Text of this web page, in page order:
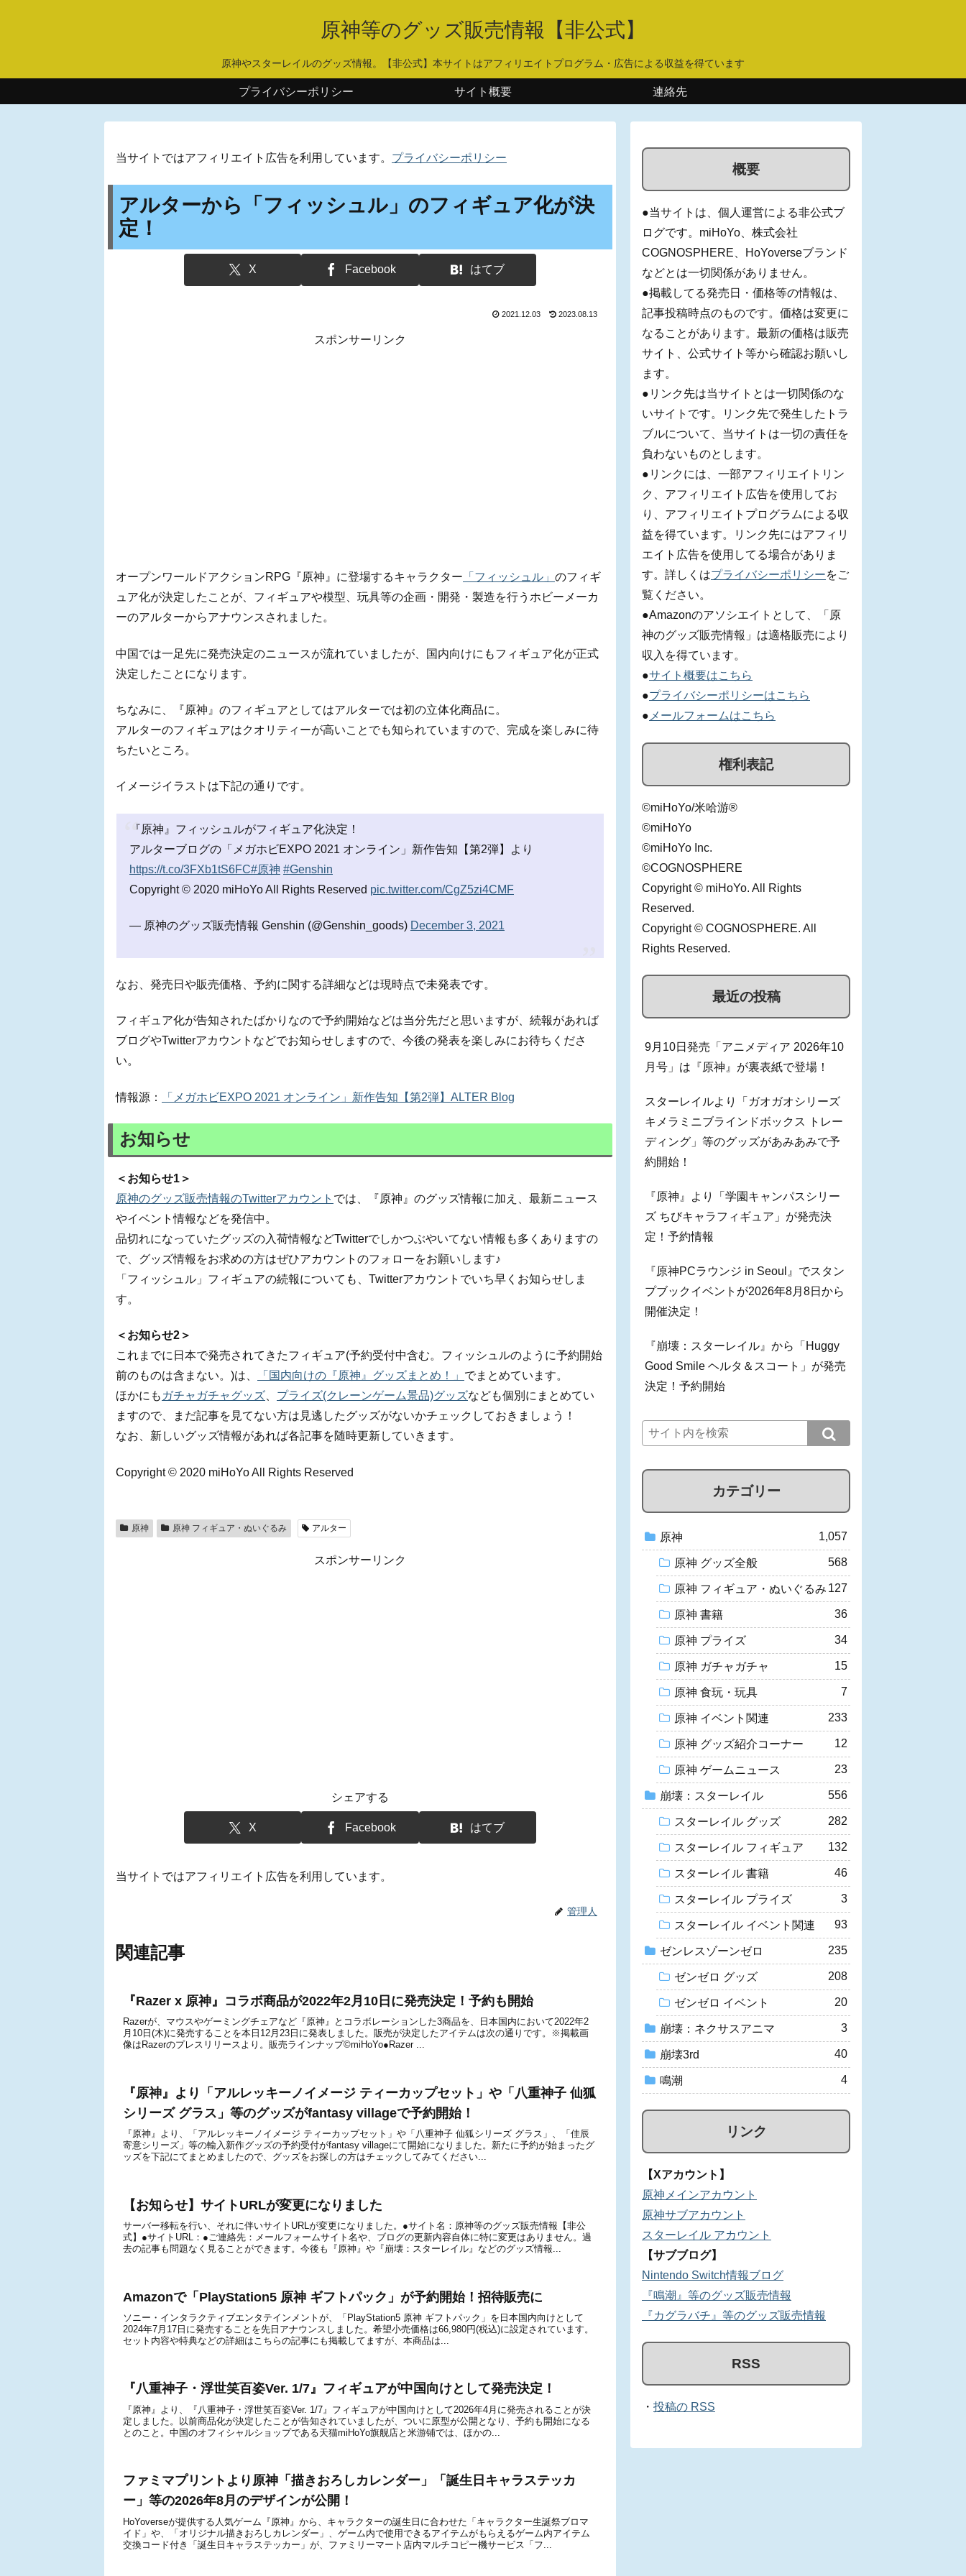
原神等のグッズ販売情報【非公式】
原神やスターレイルのグッズ情報。【非公式】本サイトはアフィリエイトプログラム・広告による収益を得ています
プライバシーポリシー サイト概要 連絡先
当サイトではアフィリエイト広告を利用しています。 プライバシーポリシー
アルターから「フィッシュル」のフィギュア化が決
定！
X Facebook はてブ
2021.12.03 2023.08.13
スポンサーリンク
オープンワールドアクションRPG『原神』に登場するキャラクター 「フィッシュル」 のフィギ
ュア化が決定したことが、フィギュアや模型、玩具等の企画・開発・製造を行うホビーメーカ
ーのアルターからアナウンスされました。
中国では一足先に発売決定のニュースが流れていましたが、国内向けにもフィギュア化が正式
決定したことになります。
ちなみに、『原神』のフィギュアとしてはアルターでは初の立体化商品に。
アルターのフィギュアはクオリティーが高いことでも知られていますので、完成を楽しみに待
ちたいところ。
イメージイラストは下記の通りです。
『原神』フィッシュルがフィギュア化決定！
アルターブログの「メガホビEXPO 2021 オンライン」新作告知【第2弾】より
https://t.co/3FXb1tS6FC#原神 #Genshin
Copyright © 2020 miHoYo All Rights Reserved pic.twitter.com/CgZ5zi4CMF
— 原神のグッズ販売情報 Genshin (@Genshin_goods) December 3, 2021
なお、発売日や販売価格、予約に関する詳細などは現時点で未発表です。
フィギュア化が告知されたばかりなので予約開始などは当分先だと思いますが、続報があれば
ブログやTwitterアカウントなどでお知らせしますので、今後の発表を楽しみにお待ちくださ
い。
情報源： 「メガホビEXPO 2021 オンライン」新作告知【第2弾】ALTER Blog
お知らせ
＜お知らせ1＞
原神のグッズ販売情報のTwitterアカウント では、『原神』のグッズ情報に加え、最新ニュース
やイベント情報などを発信中。
品切れになっていたグッズの入荷情報などTwitterでしかつぶやいてない情報も多くありますの
で、グッズ情報をお求めの方はぜひアカウントのフォローをお願いします♪
「フィッシュル」フィギュアの続報についても、Twitterアカウントでいち早くお知らせしま
す。
＜お知らせ2＞
これまでに日本で発売されてきたフィギュア(予約受付中含む。フィッシュルのように予約開始
前のものは含まない。)は、
「国内向けの『原神』グッズまとめ！」 でまとめています。
ほかにも ガチャガチャグッズ、 プライズ(クレーンゲーム景品)グッズなども個別にまとめてい
ますので、まだ記事を見てない方は見逃したグッズがないかチェックしておきましょう！
なお、新しいグッズ情報があれば各記事を随時更新していきます。
Copyright © 2020 miHoYo All Rights Reserved
原神 原神 フィギュア・ぬいぐるみ アルター
スポンサーリンク
シェアする
X Facebook はてブ
当サイトではアフィリエイト広告を利用しています。
管理人
関連記事
『Razer x 原神』コラボ商品が2022年2月10日に発売決定！予約も開始
Razerが、マウスやゲーミングチェアなど『原神』とコラボレーションした3商品を、日本国内において2022年2
月10日(木)に発売することを本日12月23日に発表しました。販売が決定したアイテムは次の通りです。※掲載画
像はRazerのプレスリリースより。販売ラインナップ©miHoYo●Razer ...
『原神』より「アルレッキーノイメージ ティーカップセット」や「八重神子 仙狐
シリーズ グラス」等のグッズがfantasy villageで予約開始！
『原神』より、「アルレッキーノイメージ ティーカップセット」や「八重神子 仙狐シリーズ グラス」、「佳辰
寄意シリーズ」等の輸入新作グッズの予約受付がfantasy villageにて開始になりました。新たに予約が始まったグ
ッズを下記にてまとめましたので、グッズをお探しの方はチェックしてみてください...
【お知らせ】サイトURLが変更になりました
サーバー移転を行い、それに伴いサイトURLが変更になりました。●サイト名：原神等のグッズ販売情報【非公
式】●サイトURL：●ご連絡先：メールフォームサイト名や、ブログの更新内容自体に特に変更はありません。過
去の記事も問題なく見ることができます。今後も『原神』や『崩壊：スターレイル』などのグッズ情報...
Amazonで「PlayStation5 原神 ギフトパック」が予約開始！招待販売に
ソニー・インタラクティブエンタテインメントが、「PlayStation5 原神 ギフトパック」を日本国内向けとして
2024年7月17日に発売することを先日アナウンスしました。希望小売価格は66,980円(税込)に設定されています。
セット内容や特典などの詳細はこちらの記事にも掲載してますが、本商品は...
『八重神子・浮世笑百姿Ver. 1/7』フィギュアが中国向けとして発売決定！
『原神』より、『八重神子・浮世笑百姿Ver. 1/7』フィギュアが中国向けとして2026年4月に発売されることが決
定しました。以前商品化が決定したことが告知されていましたが、ついに原型が公開となり、予約も開始になる
とのこと。中国のオフィシャルショップである天猫miHoYo旗舰店と米游铺では、ほかの...
ファミマプリントより原神「描きおろしカレンダー」「誕生日キャラステッカ
ー」等の2026年8月のデザインが公開！
HoYoverseが提供する人気ゲーム『原神』から、キャラクターの誕生日に合わせた「キャラクター生誕祭ブロマ
イド」や、「オリジナル描きおろしカレンダー」、ゲーム内で使用できるアイテムがもらえるゲーム内アイテム
交換コード付き「誕生日キャラステッカー」が、ファミリーマート店内マルチコピー機サービス「フ...
概要
●当サイトは、個人運営による非公式ブ
ログです。miHoYo、株式会社
COGNOSPHERE、HoYoverseブランド
などとは一切関係がありません。
●掲載してる発売日・価格等の情報は、
記事投稿時点のものです。価格は変更に
なることがあります。最新の価格は販売
サイト、公式サイト等から確認お願いし
ます。
●リンク先は当サイトとは一切関係のな
いサイトです。リンク先で発生したトラ
ブルについて、当サイトは一切の責任を
負わないものとします。
●リンクには、一部アフィリエイトリン
ク、アフィリエイト広告を使用してお
り、アフィリエイトプログラムによる収
益を得ています。リンク先にはアフィリ
エイト広告を使用してる場合がありま
す。詳しくはプライバシーポリシーをご
覧ください。
●Amazonのアソシエイトとして、「原
神のグッズ販売情報」は適格販売により
収入を得ています。
●サイト概要はこちら
●プライバシーポリシーはこちら
● メールフォームはこちら
権利表記
©miHoYo/米哈游®
©miHoYo
©miHoYo Inc.
©COGNOSPHERE
Copyright © miHoYo. All Rights
Reserved.
Copyright © COGNOSPHERE. All
Rights Reserved.
最近の投稿
9月10日発売「アニメディア 2026年10
月号」は『原神』が裏表紙で登場！
スターレイルより「ガオガオシリーズ
キメラミニブラインドボックス トレー
ディング」等のグッズがあみあみで予
約開始！
『原神』より「学園キャンパスシリー
ズ ちびキャラフィギュア」が発売決
定！予約情報
『原神PCラウンジ in Seoul』でスタン
プブックイベントが2026年8月8日から
開催決定！
『崩壊：スターレイル』から「Huggy
Good Smile ヘルタ＆スコート」が発売
決定！予約開始
カテゴリー
原神 1,057
原神 グッズ全般 568
原神 フィギュア・ぬいぐるみ 127
原神 書籍 36
原神 プライズ 34
原神 ガチャガチャ 15
原神 食玩・玩具 7
原神 イベント関連 233
原神 グッズ紹介コーナー 12
原神 ゲームニュース 23
崩壊：スターレイル 556
スターレイル グッズ 282
スターレイル フィギュア 132
スターレイル 書籍 46
スターレイル プライズ 3
スターレイル イベント関連 93
ゼンレスゾーンゼロ 235
ゼンゼロ グッズ 208
ゼンゼロ イベント 20
崩壊：ネクサスアニマ 3
崩壊3rd 40
鳴潮 4
リンク
【Xアカウント】
原神メインアカウント
原神サブアカウント
スターレイル アカウント
【サブブログ】
Nintendo Switch情報ブログ
『鳴潮』等のグッズ販売情報
『カグラバチ』等のグッズ販売情報
RSS
・ 投稿の RSS